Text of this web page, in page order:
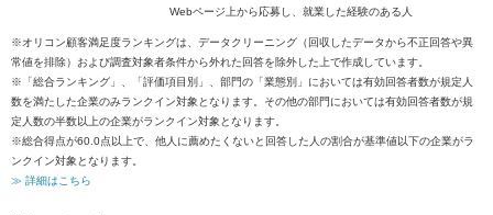
Webページ上から応募し、就業した経験のある人
※オリコン顧客満足度ランキングは、データクリーニング（回収したデータから不正回答や異
常値を排除）および調査対象者条件から外れた回答を除外した上で作成しています。
※「総合ランキング」、「評価項目別」、部門の「業態別」においては有効回答者数が規定人
数を満たした企業のみランクイン対象となります。その他の部門においては有効回答者数が規
定人数の半数以上の企業がランクイン対象となります。
※総合得点が60.0点以上で、他人に薦めたくないと回答した人の割合が基準値以下の企業がラ
ンクイン対象となります。
≫ 詳細はこちら